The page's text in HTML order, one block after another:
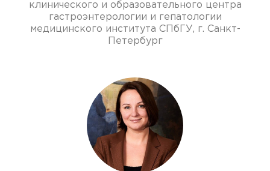
клинического и образовательного центра
гастроэнтерологии и гепатологии
медицинского института СПбГУ, г. Санкт-
Петербург